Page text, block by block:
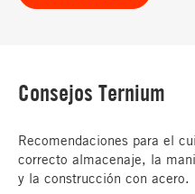
Consejos Ternium
Recomendaciones para el
correcto almacenaje, la
y la construcción con acero.